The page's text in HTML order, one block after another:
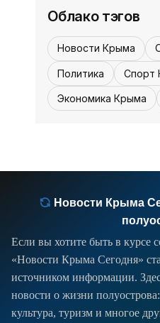
На остановке
сообщили в
Суды и приговоры
«Происшествия
Мы продолжаем
фиктивных сделок с
Облако тэгов
Новости Крыма
Политика Спорт
Экономика Крыма
Новости Крыма
Если вы хотите быть в курсе
«Новости Крыма Сегодня»
источником информации.
новости о жизни
культура, туризм и многое